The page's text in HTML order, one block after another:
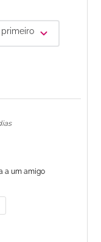
primeiro
a um amigo